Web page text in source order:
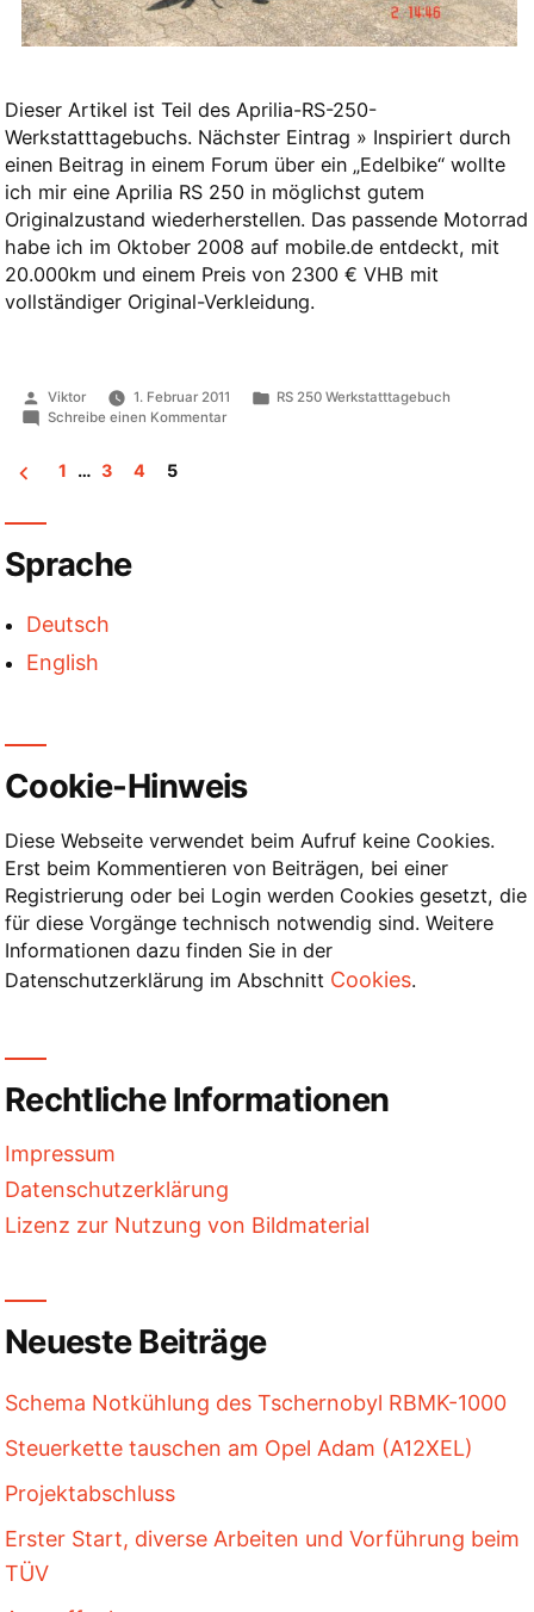
Dieser Artikel ist Teil des Aprilia-RS-250-
Werkstatttagebuchs. Nächster Eintrag » Inspiriert durch
einen Beitrag in einem Forum über ein „Edelbike“ wollte
ich mir eine Aprilia RS 250 in möglichst gutem
Originalzustand wiederherstellen. Das passende Motorrad
habe ich im Oktober 2008 auf mobile.de entdeckt, mit
20.000km und einem Preis von 2300 € VHB mit
vollständiger Original-Verkleidung.
Veröffentlicht
von
Viktor 1. Februar 2011
Veröffentlicht
RS 250 Werkstatttagebuch
Schreibe einen Kommentarzu
Beiträge
1 … 3 4 5
Sprache
Deutsch
English
Cookie-Hinweis
Diese Webseite verwendet beim Aufruf keine Cookies.
Erst beim Kommentieren von Beiträgen, bei einer
Registrierung oder bei Login werden Cookies gesetzt, die
für diese Vorgänge technisch notwendig sind. Weitere
Informationen dazu finden Sie in der
Datenschutzerklärung im Abschnitt Cookies.
Rechtliche Informationen
Impressum
Datenschutzerklärung
Lizenz zur Nutzung von Bildmaterial
Neueste Beiträge
Schema Notkühlung des Tschernobyl RBMK-1000
Steuerkette tauschen am Opel Adam (A12XEL)
Projektabschluss
Erster Start, diverse Arbeiten und Vorführung beim
TÜV